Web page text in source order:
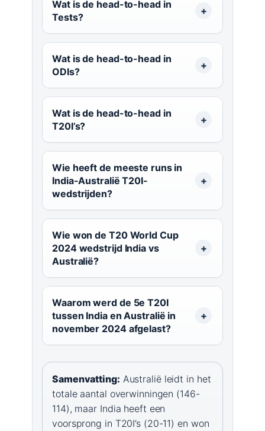
Wat is de head-to-head in
Tests?
Wat is de head-to-head in
ODIs?
Wat is de head-to-head in
T20I’s?
Wie heeft de meeste runs in
India-Australië T20I-
wedstrijden?
Wie won de T20 World Cup
2024 wedstrijd India vs
Australië?
Waarom werd de 5e T20I
tussen India en Australië in
november 2024 afgelast?
Samenvatting: Australië leidt in het
totale aantal overwinningen (146-
114), maar India heeft een
voorsprong in T20I’s (20-11) en won